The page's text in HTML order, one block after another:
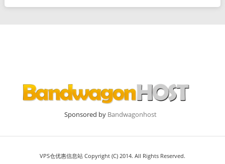
Sponsored by Bandwagonhost
VPS仓优惠信息站 Copyright (C) 2014. All Rights Reserved.